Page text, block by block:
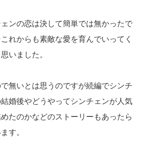
ンの恋は決して簡単では無かったで
れからも素敵な愛を育んでいってく
いました。
無いとは思うのですが続編でシンチ
婚後やどうやってシンチェンが人気
たのかなどのストーリーもあったら
す。